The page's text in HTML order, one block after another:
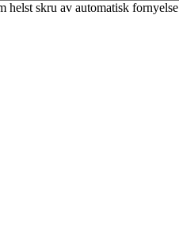
helst skru av automatisk